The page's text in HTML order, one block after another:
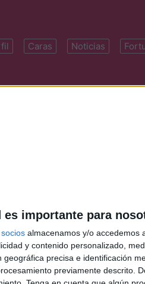
es importante para
socios almacenamos y/o accedemos
y contenido personalizado,
geográfica precisa e identificación
previamente descrito.
Caras Noticias